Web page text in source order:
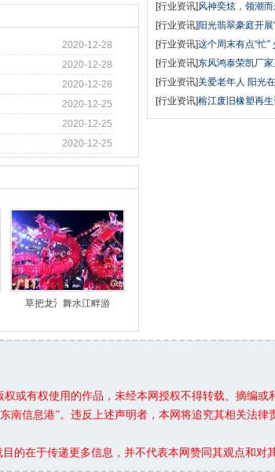
[行业资讯]风神奕炫，领潮
[行业资讯]阳光翡翠豪庭开展
[行业资讯]这个周末有点“忙
[行业资讯]东风鸿泰荣凯厂
[行业资讯]关爱老年人 阳光
[行业资讯]榕江废旧橡塑再
2020-12-28
2020-12-28
2020-12-28
2020-12-25
2020-12-25
2020-12-25
草把龙氵舞水江畔游
或有权使用的作品，未经本网授权不得转载、摘编或
信息港”。违反上述声明者，本网将追究其相关法律
的在于传递更多信息，并不代表本网赞同其观点和对